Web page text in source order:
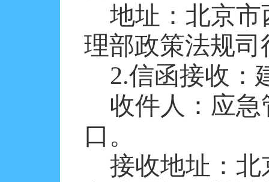
地址：北京
理部政策法规
2.信函接收：
收件人：应
口。
接收地址：